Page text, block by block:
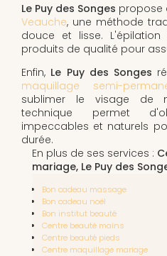
Le Puy des Songes propose
Veauche, une méthode
douce et lisse.
produits de qualité pour
Enfin, Le Puy des Songes
maquillage semi-
sublimer le visage de
technique permet
impeccables et naturels
durée.
En plus de ses services :
mariage, Le Puy des
Bon cadeau massage
Bon cadeau noël
Bon institut beauté
Centre beauté mains
Centre beauté pieds
Centre maquillage mariage